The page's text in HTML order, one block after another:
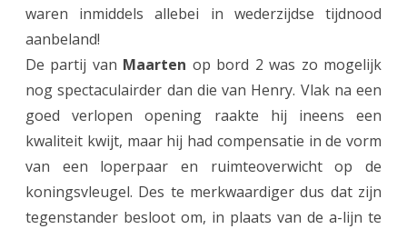
n
o
p
H
o
waren inmiddels allebei in wederzijdse tijdnood
aanbeland!
De partij van Maarten op bord 2 was zo mogelijk
nog spectaculairder dan die van Henry. Vlak na een
goed verlopen opening raakte hij ineens een
kwaliteit kwijt, maar hij had compensatie in de vorm
van een loperpaar en ruimteoverwicht op de
koningsvleugel. Des te merkwaardiger dus dat zijn
tegenstander besloot om, in plaats van de a-lijn te